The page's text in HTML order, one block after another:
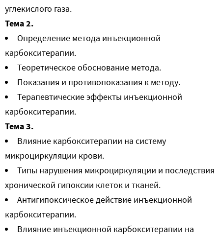
углекислого газа.
Тема 2.
Определение метода инъекционной
карбокситерапии.
Теоретическое обоснование метода.
Показания и противопоказания к методу.
Терапевтические эффекты инъекционной
карбокситерапии.
Тема 3.
Влияние карбокситерапии на систему
микроциркуляции крови.
Типы нарушения микроциркуляции и последствия
хронической гипоксии клеток и тканей.
Антигипоксическое действие инъекционной
карбокситерапии.
Влияние инъекционной карбокситерапии на